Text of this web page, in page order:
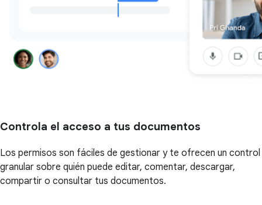
Controla el acceso a tus documentos
Los permisos son fáciles de gestionar y te ofrecen un control
granular sobre quién puede editar, comentar, descargar,
compartir o consultar tus documentos.